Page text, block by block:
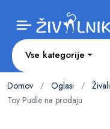
Vse kategorije
Domov / Oglasi / Živali
Toy Pudle na prodaju